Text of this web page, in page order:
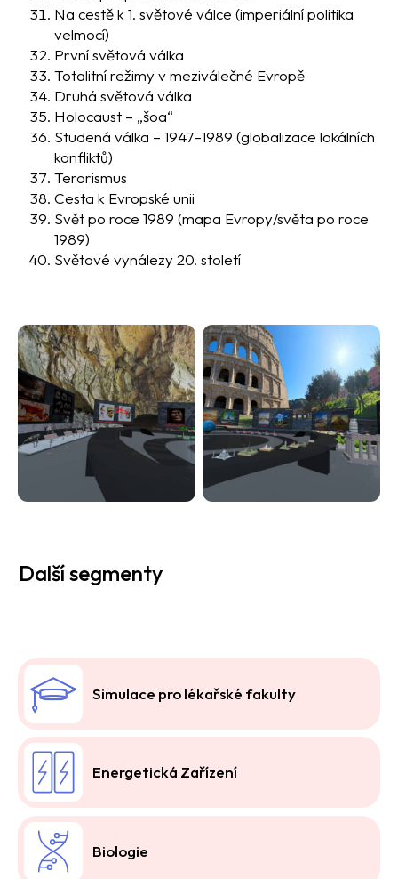
Na cestě k 1. světové válce (imperiální politika
velmocí)
První světová válka
Totalitní režimy v meziválečné Evropě
Druhá světová válka
Holocaust – „šoa“
Studená válka – 1947–1989 (globalizace lokálních
konfliktů)
Terorismus
Cesta k Evropské unii
Svět po roce 1989 (mapa Evropy/světa po roce
1989)
Světové vynálezy 20. století
Další segmenty
Simulace pro lékařské fakulty
Energetická Zařízení
Biologie